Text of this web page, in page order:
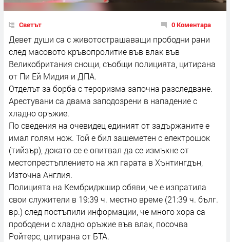
Светът 0 Коментара
Девет души са с животострашаващи прободни рани
след масовото кръвопролитие във влак във
Великобритания снощи, съобщи полицията, цитирана
от Пи Ей Мидия и ДПА.
Отделът за борба с тероризма започна разследване.
Арестувани са двама заподозрени в нападение с
хладно оръжие.
По сведения на очевидец единият от задържаните е
имал голям нож. Той е бил зашеметен с електрошок
(тийзър), докато се е опитвал да се измъкне от
местопрестъплението на жп гарата в Хънтингдън,
Източна Англия.
Полицията на Кембриджшир обяви, че е изпратила
свои служители в 19:39 ч. местно време (21:39 ч. бълг.
вр.) след постъпили информации, че много хора са
прободени с хладно оръжие във влак, посочва
Ройтерс, цитирана от БТА.